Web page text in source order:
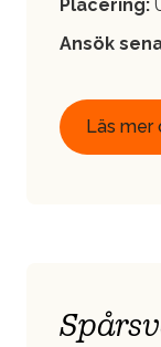
Placering:
Ansök
Läs mer